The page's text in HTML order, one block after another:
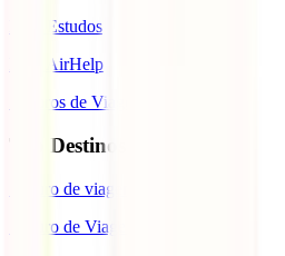
IATI Estudos
IATI AirHelp
Seguros de Viagem
Top Destinos
Seguro de viagem para o Japão
Seguro de Viagem para os EUA